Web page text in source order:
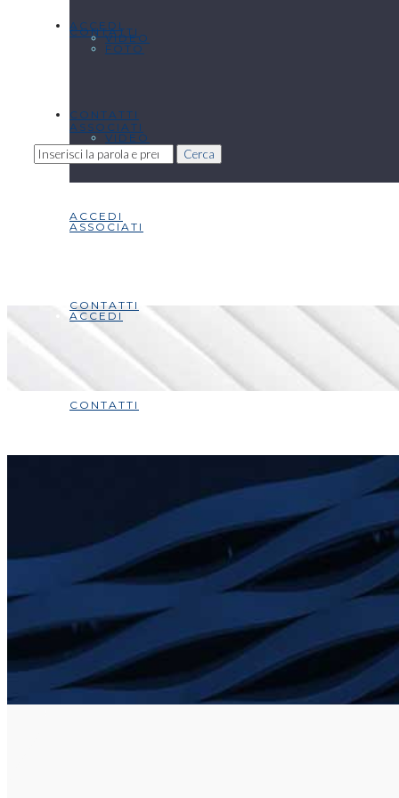
ACCEDI
CONTATTI
CONTATTI
Cerca
VIDEO
ASSOCIATI
ACCEDI
CONTATTI
FOTO
VIDEO
ASSOCIATI
ACCEDI
CONTATTI